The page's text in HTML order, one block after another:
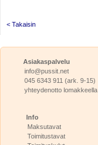
< Takaisin
Asiakaspalvelu
info@pussit.net
045 6343 911 (ark. 9-15)
yhteydenotto lomakkeella
Info
Maksutavat
Toimitustavat